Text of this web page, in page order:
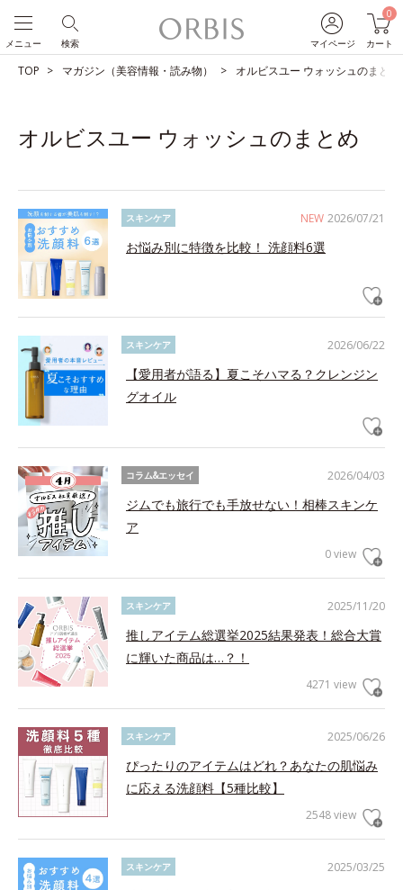
マイページ
0
カート
検索
メニュー
TOP マガジン（美容情報・読み物） オルビスユー ウォッシュのまとめ
オルビスユー ウォッシュのまとめ
NEW 2026/07/21
スキンケア
お悩み別に特徴を比較！ 洗顔料6選
2026/06/22
スキンケア
【愛用者が語る】夏こそハマる？クレンジン
グオイル
2026/04/03
コラム&エッセイ
ジムでも旅行でも手放せない！相棒スキンケ
ア
0 view
2025/11/20
スキンケア
推しアイテム総選挙2025結果発表！総合大賞
に輝いた商品は…？！
4271 view
2025/06/26
スキンケア
ぴったりのアイテムはどれ？あなたの肌悩み
に応える洗顔料【5種比較】
2548 view
2025/03/25
スキンケア